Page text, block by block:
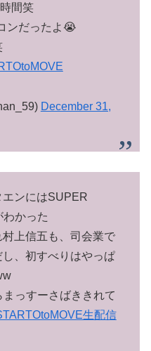
間笑
ンだったよ😭
December 31,
ンにはSUPER
かった
上信五も、司会業で
、初すべりはやっぱ
っすーさばききれて
生配信